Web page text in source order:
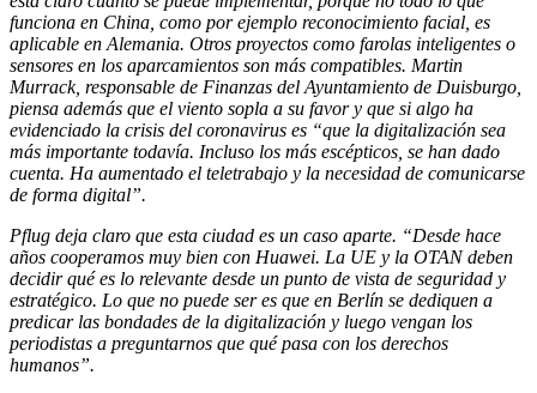
funciona en China, como por ejemplo reconocimiento facial, es
aplicable en Alemania. Otros proyectos como farolas inteligentes o
sensores en los aparcamientos son más compatibles. Martin
Murrack, responsable de Finanzas del Ayuntamiento de Duisburgo,
piensa además que el viento sopla a su favor y que si algo ha
evidenciado la crisis del coronavirus es “que la digitalización sea
más importante todavía. Incluso los más escépticos, se han dado
cuenta. Ha aumentado el teletrabajo y la necesidad de comunicarse
de forma digital”.
Pflug deja claro que esta ciudad es un caso aparte. “Desde hace
años cooperamos muy bien con Huawei. La UE y la OTAN deben
decidir qué es lo relevante desde un punto de vista de seguridad y
estratégico. Lo que no puede ser es que en Berlín se dediquen a
predicar las bondades de la digitalización y luego vengan los
periodistas a preguntarnos que qué pasa con los derechos
humanos”.